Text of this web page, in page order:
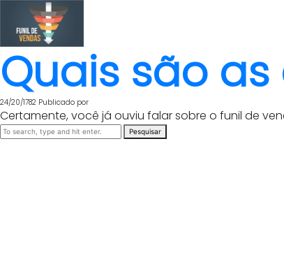
Quais são
24/20/1782 Publicado por
Certamente, você já ouviu falar sobre o funil de
Pesquisar